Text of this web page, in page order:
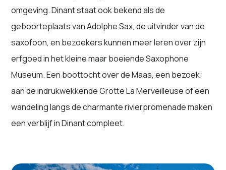
omgeving. Dinant staat ook bekend als de
geboorteplaats van Adolphe Sax, de uitvinder van de
saxofoon, en bezoekers kunnen meer leren over zijn
erfgoed in het kleine maar boeiende Saxophone
Museum. Een boottocht over de Maas, een bezoek
aan de indrukwekkende Grotte La Merveilleuse of een
wandeling langs de charmante rivierpromenade maken
een verblijf in Dinant compleet.